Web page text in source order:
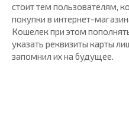
стоит тем пользователям,
покупки в интернет-
Кошелек при этом
указать реквизиты карты
запомнил их на будущее.